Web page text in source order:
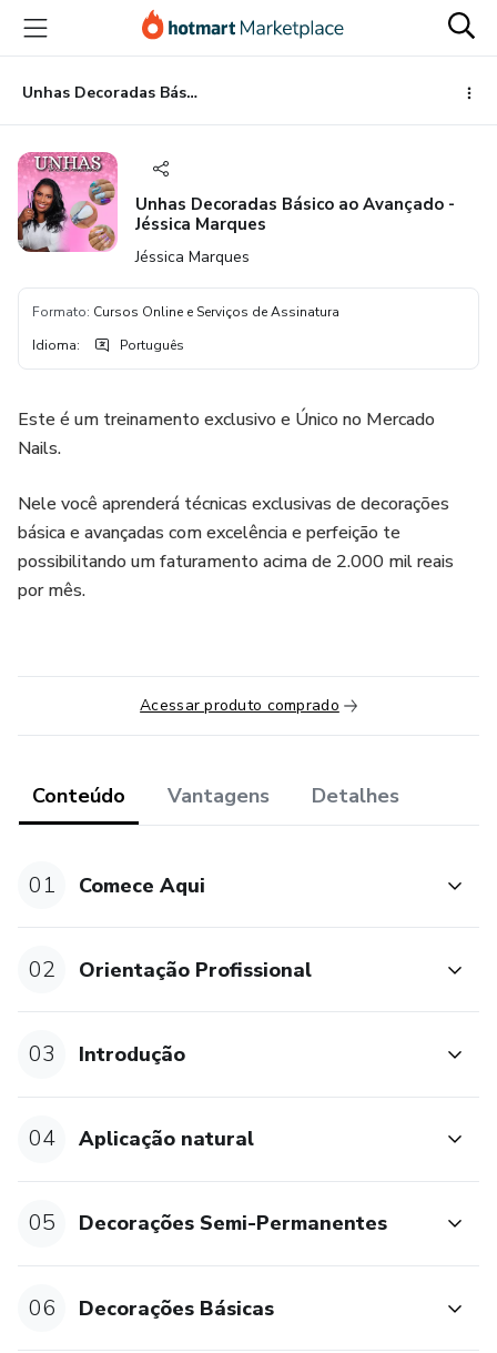
para
conteúdo
principal
para
pagamento
para
rodapé
Unhas Decoradas Básico ao Avançado - Jéssica Marques
Unhas Decoradas Básico ao Avançado -
Jéssica Marques
Jéssica Marques
Formato: Cursos Online e Serviços de Assinatura
Idioma: Português
Este é um treinamento exclusivo e Único no Mercado
Nails.
Nele você aprenderá técnicas exclusivas de decorações
básica e avançadas com excelência e perfeição te
possibilitando um faturamento acima de 2.000 mil reais
por mês.
Acessar produto comprado
Conteúdo Vantagens Detalhes
01 Comece Aqui
02 Orientação Profissional
03 Introdução
04 Aplicação natural
05 Decorações Semi-Permanentes
06 Decorações Básicas